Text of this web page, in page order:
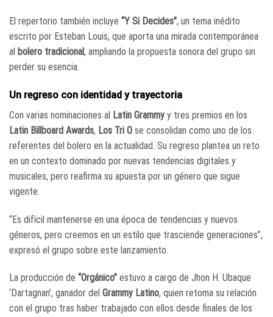
El repertorio también incluye “Y Si Decides”, un tema inédito
escrito por Esteban Louis, que aporta una mirada contemporánea
al bolero tradicional, ampliando la propuesta sonora del grupo sin
perder su esencia.
Un regreso con identidad y trayectoria
Con varias nominaciones al Latin Grammy y tres premios en los
Latin Billboard Awards, Los Tri O se consolidan como uno de los
referentes del bolero en la actualidad. Su regreso plantea un reto
en un contexto dominado por nuevas tendencias digitales y
musicales, pero reafirma su apuesta por un género que sigue
vigente.
“Es difícil mantenerse en una época de tendencias y nuevos
géneros, pero creemos en un estilo que trasciende generaciones”,
expresó el grupo sobre este lanzamiento.
La producción de “Orgánico” estuvo a cargo de Jhon H. Ubaque
‘Dartagnan’, ganador del Grammy Latino, quien retoma su relación
con el grupo tras haber trabajado con ellos desde finales de los